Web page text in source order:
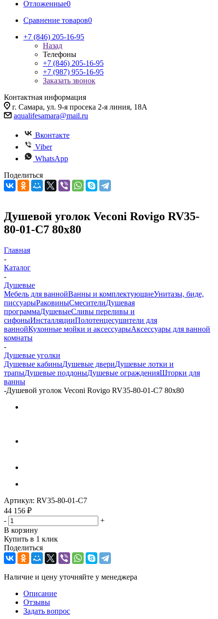
Отложенные0
Сравнение товаров0
+7 (846) 205-16-95
Назад
Телефоны
+7 (846) 205-16-95
+7 (987) 955-16-95
Заказать звонок
Контактная информация
г. Самара, ул. 9-я просека 2-я линия, 18А
aqualifesamara@mail.ru
Вконтакте
Viber
WhatsApp
Поделиться
Душевой уголок Veconi Rovigo RV35-
80-01-C7 80х80
Главная
-
Каталог
-
Душевые
Мебель для ваннойВанны и комплектующиеУнитазы, биде,
писсуарыРаковиныСмесителиДушевая
программаДушевыеСливы переливы и
сифоныИнсталляцииПолотенцесушители для
ваннойКухонные мойки и аксессуарыАксессуары для ванной
комнаты
-
Душевые уголки
Душевые кабиныДушевые двериДушевые лотки и
трапыДушевые поддоныДушевые огражденияШторки для
ванны
-Душевой уголок Veconi Rovigo RV35-80-01-C7 80х80
Артикул: RV35-80-01-C7
44 156 ₽
-
+
В корзину
Купить в 1 клик
Поделиться
Наличие и цену уточняйте у менеджера
Описание
Отзывы
Задать вопрос